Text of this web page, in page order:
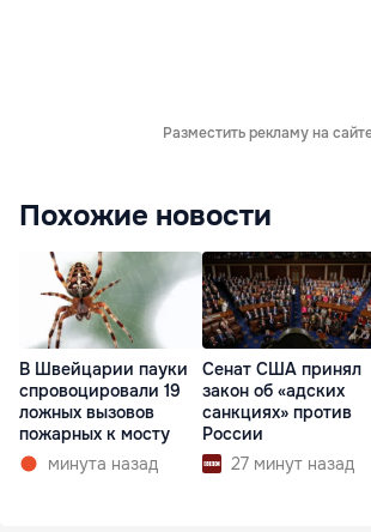
Разместить рекламу на
Похожие новости
В Швейцарии пауки
спровоцировали 19
ложных вызовов
пожарных к мосту
минута назад
Сенат США принял
закон об «адских
санкциях» против
России
27 минут назад